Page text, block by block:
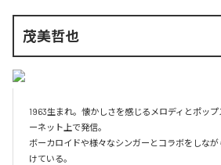
茂美哲也
1963生まれ。懐かしさを感じるメロディとポッ
ーネット上で発信。
ボーカロイドや様々なシンガーとコラボをしな
けている。